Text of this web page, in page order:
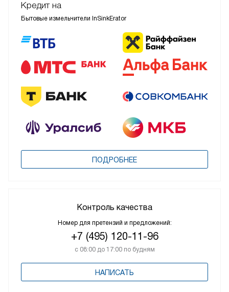
Кредит на
Бытовые измельчители InSinkErator
ПОДРОБНЕЕ
Контроль качества
Номер для претензий и предложений:
+7 (495) 120-11-96
с 08:00 до 17:00 по будням
НАПИСАТЬ